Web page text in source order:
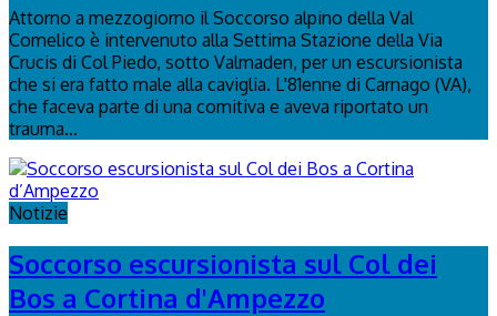
Attorno a mezzogiorno il Soccorso alpino della Val
Comelico è intervenuto alla Settima Stazione della Via
Crucis di Col Piedo, sotto Valmaden, per un escursionista
che si era fatto male alla caviglia. L'81enne di Carnago (VA),
che faceva parte di una comitiva e aveva riportato un
trauma...
Notizie
Soccorso escursionista sul Col dei
Bos a Cortina d'Ampezzo